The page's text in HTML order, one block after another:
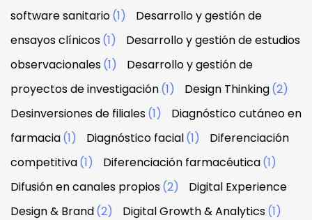
software sanitario(1)
Desarrollo y gestión de
ensayos clínicos(1)
Desarrollo y gestión de estudios
observacionales(1)
Desarrollo y gestión de
proyectos de investigación(1) Design Thinking(2)
Desinversiones de filiales(1)
Diagnóstico cutáneo en
farmacia(1) Diagnóstico facial(1)
Diferenciación
competitiva(1) Diferenciación farmacéutica(1)
Difusión en canales propios(2)
Digital Experience
Design & Brand(2) Digital Growth & Analytics(1)